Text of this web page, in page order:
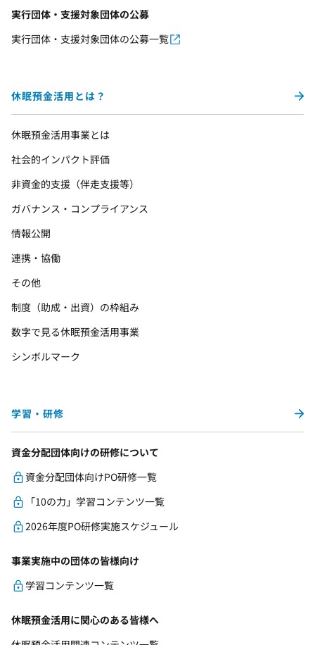
実行団体・支援対象団体の公募
実行団体・支援対象団体の公募一覧
休眠預金活用とは？
休眠預金活用事業とは
社会的インパクト評価
非資金的支援（伴走支援等）
ガバナンス・コンプライアンス
情報公開
連携・協働
その他
制度（助成・出資）の枠組み
数字で見る休眠預金活用事業
シンボルマーク
学習・研修
資金分配団体向けの研修について
資金分配団体向けPO研修一覧
「10の力」学習コンテンツ一覧
2026年度PO研修実施スケジュール
事業実施中の団体の皆様向け
学習コンテンツ一覧
休眠預金活用に関心のある皆様へ